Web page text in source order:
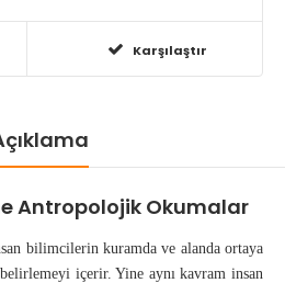
Karşılaştır
Antropolojik Okumalar
bilimcilerin kuramda ve alanda ortaya
içerir. Yine aynı kavram insan